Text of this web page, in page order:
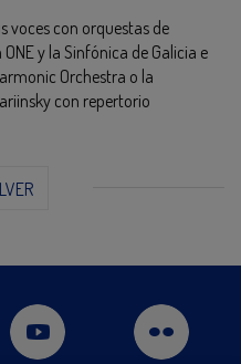
voces con orquestas de
y la Sinfónica de Galicia e
Orchestra o la
con repertorio